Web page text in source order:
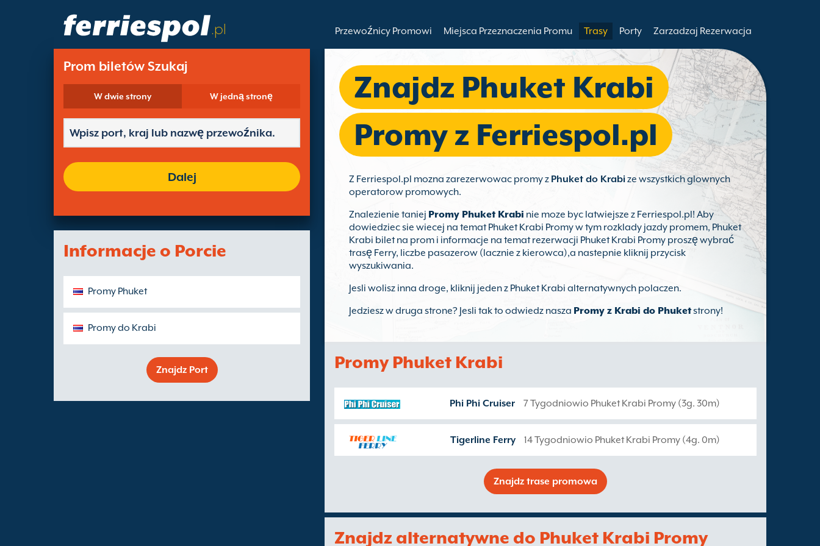
.pl Przewoźnicy Promowi Miejsca Przeznaczenia Promu Trasy Porty Zarzadzaj Rezerwacja
Prom biletów Szukaj
W dwie strony W jedną stronę
Dalej
Informacje o Porcie
Promy Phuket
Promy do Krabi
Znajdz Port
Znajdz Phuket Krabi
Promy z Ferriespol.pl
Z Ferriespol.pl mozna zarezerwowac promy z Phuket do Krabize wszystkich glownych
operatorow promowych.
Znalezienie taniej Promy Phuket Krabi nie moze byc latwiejsze z Ferriespol.pl! Aby
dowiedziec sie wiecej na temat Phuket Krabi Promy w tym rozklady jazdy promem, Phuket
Krabi bilet na prom i informacje na temat rezerwacji Phuket Krabi Promy proszę wybrać
trasę Ferry, liczbe pasazerow (lacznie z kierowca),a nastepnie kliknij przycisk
wyszukiwania.
Jesli wolisz inna droge, kliknij jeden z Phuket Krabi alternatywnych polaczen.
Jedziesz w druga strone? Jesli tak to odwiedz nasza Promy z Krabi do Phuketstrony!
Promy Phuket Krabi
Phi Phi Cruiser 7 Tygodniowio Phuket Krabi Promy (3g. 30m)
Tigerline Ferry 14 Tygodniowio Phuket Krabi Promy (4g. 0m)
Znajdz trase promowa
Znajdz alternatywne do Phuket Krabi Promy